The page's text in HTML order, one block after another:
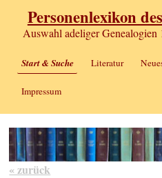
Personenlexikon
Auswahl adeliger Genealogien
Start & Suche Literatur
Impressum
« zurück